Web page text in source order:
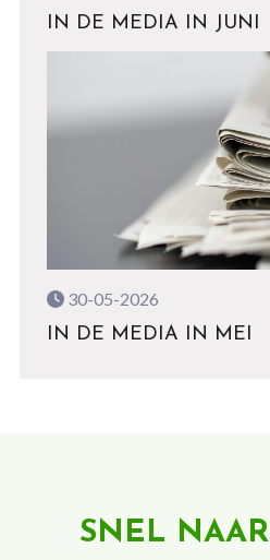
IN DE MEDIA IN JUNI
30-05-2026
IN DE MEDIA IN MEI
SNEL NAAR